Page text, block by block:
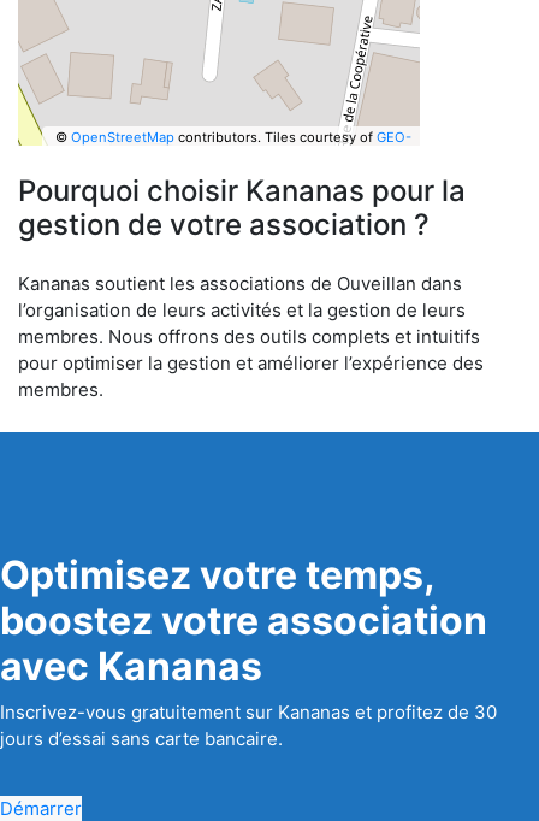
© OpenStreetMapcontributors. Tiles courtesy of GEO-
Pourquoi choisir Kananas pour la
gestion de votre association ?
Kananas soutient les associations de Ouveillan dans
l’organisation de leurs activités et la gestion de leurs
membres. Nous offrons des outils complets et intuitifs
pour optimiser la gestion et améliorer l’expérience des
membres.
Optimisez votre temps,
boostez votre association
avec Kananas
Inscrivez-vous gratuitement sur Kananas et profitez de 30
jours d’essai sans carte bancaire.
Démarrer